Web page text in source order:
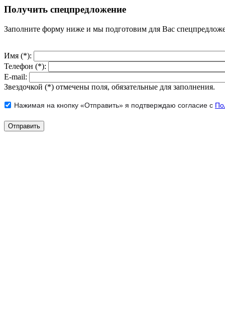
Получить спецпредложение
Заполните форму ниже и мы подготовим для Вас
Имя (*):
Телефон (*):
E-mail:
Звездочкой (*) отмечены поля, обязательные для заполнения.
Нажимая на кнопку «Отправить» я подтверждаю согласие с